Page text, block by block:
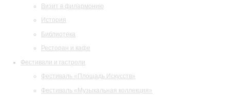
Визит в филармонию
История
Библиотека
Ресторан и кафе
Фестивали и гастроли
Фестиваль «Площадь Искусств»
Фестиваль «Музыкальная коллекция»